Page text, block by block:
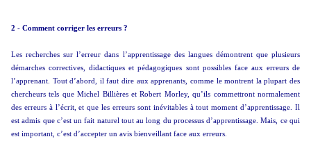
2 - Comment corriger les erreurs ?
Les recherches sur l’erreur dans l’apprentissage des langues démontrent que plusieurs
démarches correctives, didactiques et pédagogiques sont possibles face aux erreurs de
l’apprenant. Tout d’abord, il faut dire aux apprenants, comme le montrent la plupart des
chercheurs tels que Michel Billières et Robert Morley, qu’ils commettront normalement
des erreurs à l’écrit, et que les erreurs sont inévitables à tout moment d’apprentissage. Il
est admis que c’est un fait naturel tout au long du processus d’apprentissage. Mais, ce qui
est important, c’est d’accepter un avis bienveillant face aux erreurs.